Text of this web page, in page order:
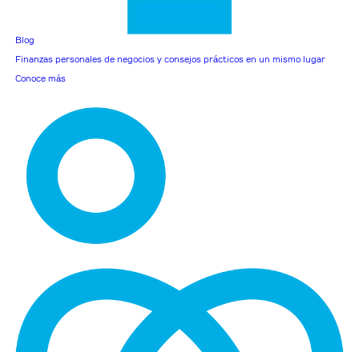
Blog
Finanzas personales de negocios y consejos prácticos en un mismo lugar
Conoce más